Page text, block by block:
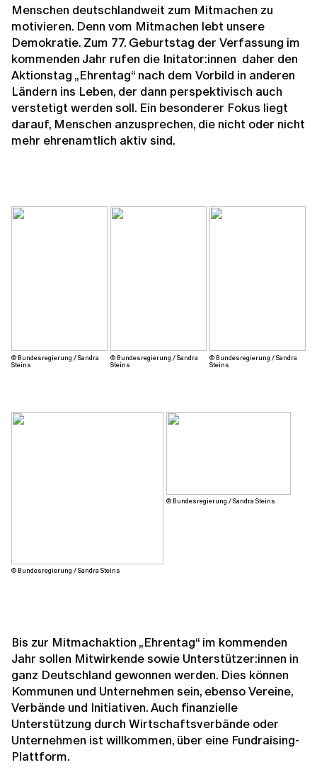
Menschen deutschlandweit zum Mitmachen zu
motivieren. Denn vom Mitmachen lebt unsere
Demokratie. Zum 77. Geburtstag der Verfassung im
kommenden Jahr rufen die Initator:innen daher den
Aktionstag „Ehrentag“ nach dem Vorbild in anderen
Ländern ins Leben, der dann perspektivisch auch
verstetigt werden soll. Ein besonderer Fokus liegt
darauf, Menschen anzusprechen, die nicht oder nicht
mehr ehrenamtlich aktiv sind.
© Bundesregierung / Sandra
Steins
© Bundesregierung / Sandra
Steins
© Bundesregierung / Sandra
Steins
© Bundesregierung / Sandra Steins
© Bundesregierung / Sandra Steins
Bis zur Mitmachaktion „Ehrentag“ im kommenden
Jahr sollen Mitwirkende sowie Unterstützer:innen in
ganz Deutschland gewonnen werden. Dies können
Kommunen und Unternehmen sein, ebenso Vereine,
Verbände und Initiativen. Auch finanzielle
Unterstützung durch Wirtschaftsverbände oder
Unternehmen ist willkommen, über eine Fundraising-
Plattform.